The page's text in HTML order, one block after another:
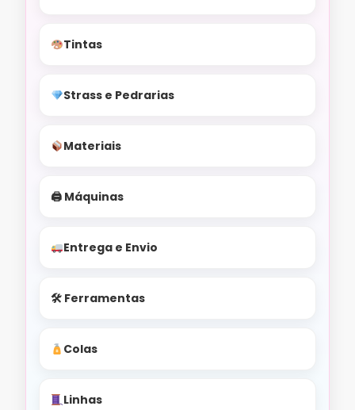
Tintas
Strass e Pedrarias
Materiais
🖨 Máquinas
Entrega e Envio
🛠 Ferramentas
Colas
Linhas